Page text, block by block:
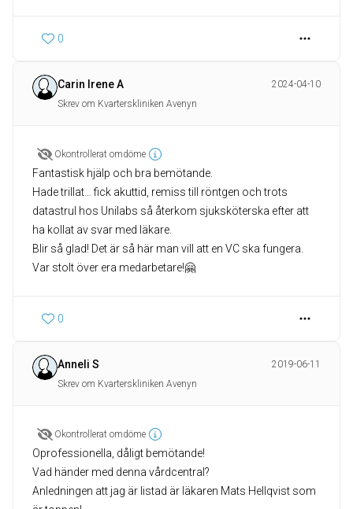
0
Carin Irene A
2024-04-10
Skrev om Kvarterskliniken Avenyn
Okontrollerat omdöme
Fantastisk hjälp och bra bemötande.
Hade trillat… fick akuttid, remiss till röntgen och trots
datastrul hos Unilabs så återkom sjuksköterska efter att
ha kollat av svar med läkare.
Blir så glad! Det är så här man vill att en VC ska fungera.
Var stolt över era medarbetare!🤗
0
Anneli S
2019-06-11
Skrev om Kvarterskliniken Avenyn
Okontrollerat omdöme
Oprofessionella, dåligt bemötande!
Vad händer med denna vårdcentral?
Anledningen att jag är listad är läkaren Mats Hellqvist som